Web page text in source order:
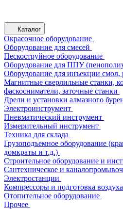
Каталог
Окрасочное оборудование
Оборудование для смесей
Пескоструйное оборудование
Оборудование для ППУ
Оборудование для инъекции смол,
Магнитные сверлильные станки,
фаскосниматели, заточные станки
Дрели и установки алмазного
Электроинструмент
Пневматический инструмент
Измерительный инструмент
Техника для склада
Грузоподъемное оборудование
домкраты и т.д.)
Строительное оборудование и
Сантехническое и
Электростанции
Компрессоры и подготовка воздуха
Отопительное оборудование
Прочее